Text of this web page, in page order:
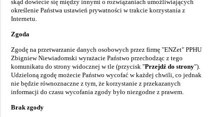
skąd dowiecie się między innymi o rozwiązaniach umożliwiających
określenie Państwa ustawień prywatności w trakcie korzystania z
Internetu.
Zgoda
Zgodę na przetwarzanie danych osobowych przez firmę "ENZet" PPHU
Zbigniew Niewiadomski wyrażacie Państwo przechodząc z tego
komunikatu do strony widocznej w tle (przycisk "Przejdź do strony").
Udzieloną zgodę możecie Państwo wycofać w każdej chwili, co jednak
nie będzie równoznaczne z tym, że korzystanie z przekazanych
informacji do czasu wycofania zgody było niezgodne z prawem.
Brak zgody